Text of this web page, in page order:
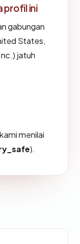
profil ini
gabungan
States,
jatuh
menilai
).